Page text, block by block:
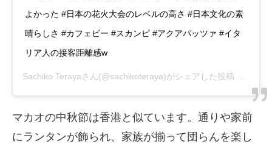
よかった #日本の花火大会のレベルの高さ #日本文化の素
晴らしさ #カフェビー #スカンピ #アクアパッツァ #イタ
リア人の接客距離感w
Sachiko Terayaさん(@sachikoteraya)がシェアした投稿 –
マカオの中秋節は香港と似ています。通りや家前
にランタンが飾られ、家族が揃って団らんを楽し